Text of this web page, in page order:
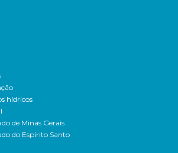
hídricos
de Minas Gerais
do Espírito Santo